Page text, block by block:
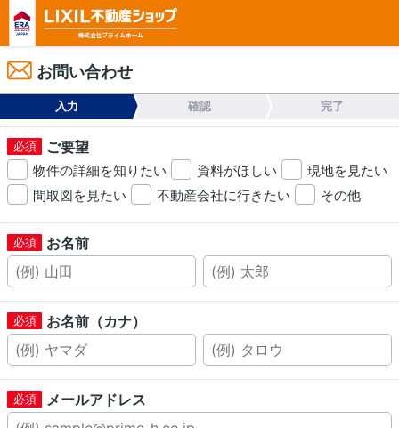
お問い合わせ
入力 確認 完了
ご要望
物件の詳細を知りたい 資料がほしい
現地を見たい
間取図を見たい
不動産会社に行きたい その他
お名前
お名前（カナ）
メールアドレス